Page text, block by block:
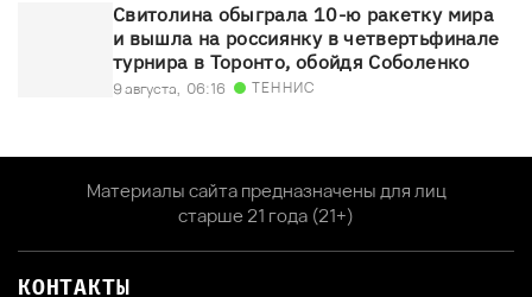
Свитолина обыграла 10-ю ракетку мира
и вышла на россиянку в четвертьфинале
турнира в Торонто, обойдя Соболенко
9 августа, 06:16 ТЕННИС
Материалы сайта предназначены для лиц
старше 21 года (21+)
КОНТАКТЫ